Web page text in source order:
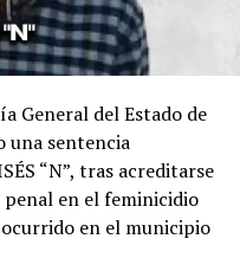
General del Estado de
una sentencia
“N”, tras acreditarse
en el feminicidio
ocurrido en el municipio